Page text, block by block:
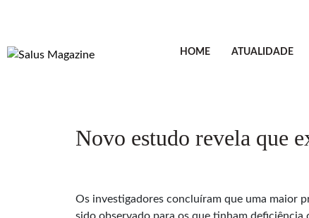
HOME ATUALIDADE
Novo estudo revela que
Os investigadores concluíram que uma maior